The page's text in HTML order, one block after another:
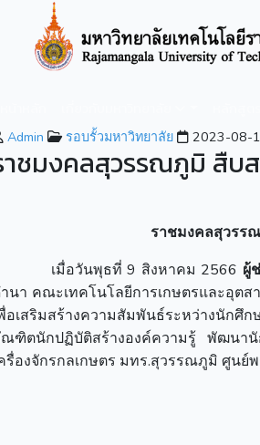
Admin รอบรั้วมหาวิทยาลัย 2023-08-
าชมงคลสุวรรณภูมิ สืบ
ราชมงคลสุวรร
เมื่อวันพุธที่ 9 สิงหาคม 2566 ผู้
นา คณะเทคโนโลยีการเกษตรและอุต
อเสริมสร้างความสัมพันธ์ระหว่างนัก
ฑิตนักปฏิบัติสร้างองค์ความรู้ พัฒนา
รื่องจักรกลเกษตร มทร.สุวรรณภูมิ ศูนย์